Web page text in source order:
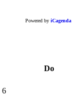
Powered by iCagenda
Do
6